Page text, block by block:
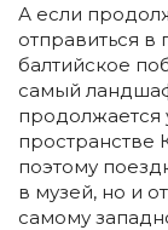
А если
отправиться в
балтийское
самый
продолжается
пространстве
поэтому
в музей, но и
самому